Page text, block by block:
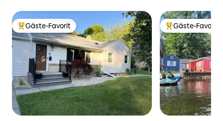
Beliebter Gäste-Favorit.
Gäste-Favorit Beliebter Gäste-
Gäste-Favorit